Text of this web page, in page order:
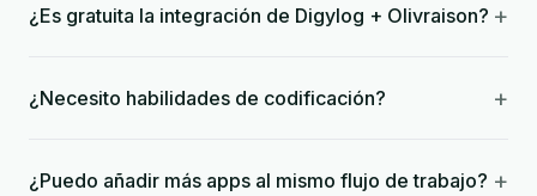
¿Es gratuita la integración de Digylog + Olivraison? +
¿Necesito habilidades de codificación? +
¿Puedo añadir más apps al mismo flujo de trabajo? +